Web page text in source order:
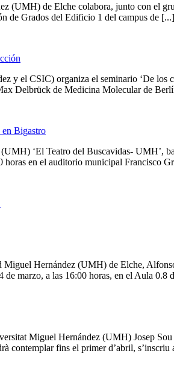
(UMH) de Elche colabora, junto con el
de Grados del Edificio 1 del campus de [...]
y el CSIC) organiza el seminario ‘De
Delbrück de Medicina Molecular de
en Bigastro
‘El Teatro del Buscavidas- UMH’,
horas en el auditorio municipal Francisco
Hernández (UMH) de Elche,
de marzo, a las 16:00 horas, en el Aula
Miguel Hernández (UMH) Josep
contemplar fins el primer d’abril, s’inscriu